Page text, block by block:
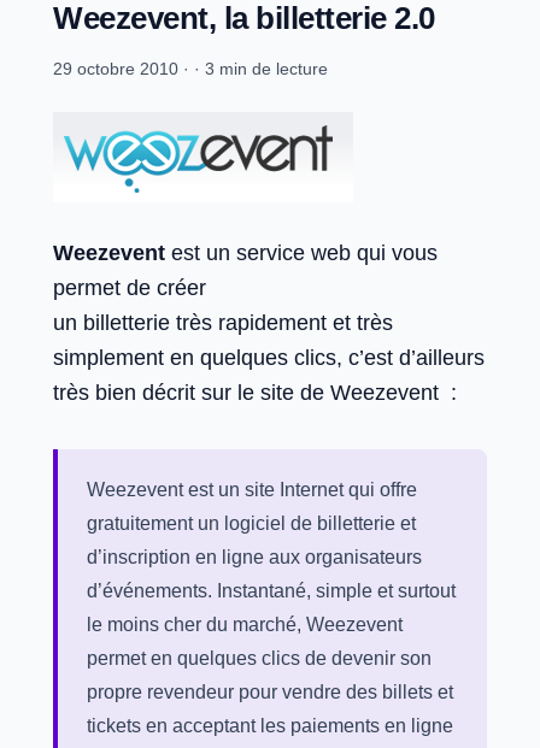
Weezevent, la billetterie 2.0
29 octobre 2010 · · 3 min de lecture
Weezevent est un service web qui vous
permet de créer
un billetterie très rapidement et très
simplement en quelques clics, c’est d’ailleurs
très bien décrit sur le site de Weezevent :
Weezevent est un site Internet qui offre
gratuitement un logiciel de billetterie et
d’inscription en ligne aux organisateurs
d’événements. Instantané, simple et surtout
le moins cher du marché, Weezevent
permet en quelques clics de devenir son
propre revendeur pour vendre des billets et
tickets en acceptant les paiements en ligne